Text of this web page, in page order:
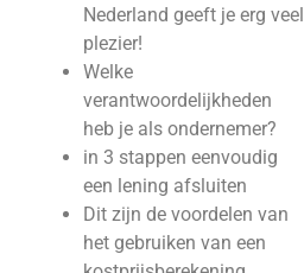
Nederland geeft je erg veel
plezier!
Welke
verantwoordelijkheden
heb je als ondernemer?
in 3 stappen eenvoudig
een lening afsluiten
Dit zijn de voordelen van
het gebruiken van een